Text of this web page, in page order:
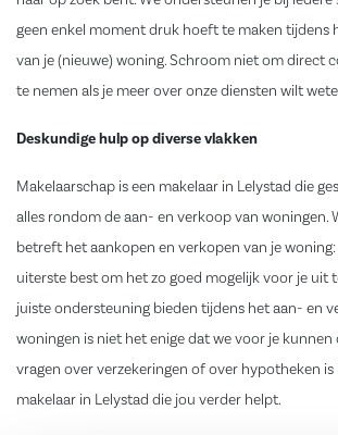
geen enkel moment druk hoeft te maken tijdens
van je (nieuwe) woning. Schroom niet om direct
te nemen als je meer overonze diensten wilt
Deskundige hulp op diverse vlakken
Makelaarschap is een makelaar in Lelystad die
alles rondom de aan- en verkoop van woningen.
betreft hetaankopen en verkopen van je
uiterste best om het zo goed mogelijk voor je uit
juiste ondersteuning bieden tijdens het aan- en
woningen is niet het enige dat we voor je kunnen
vragen oververzekeringen of over hypotheken
makelaar in Lelystad die jou verder helpt.